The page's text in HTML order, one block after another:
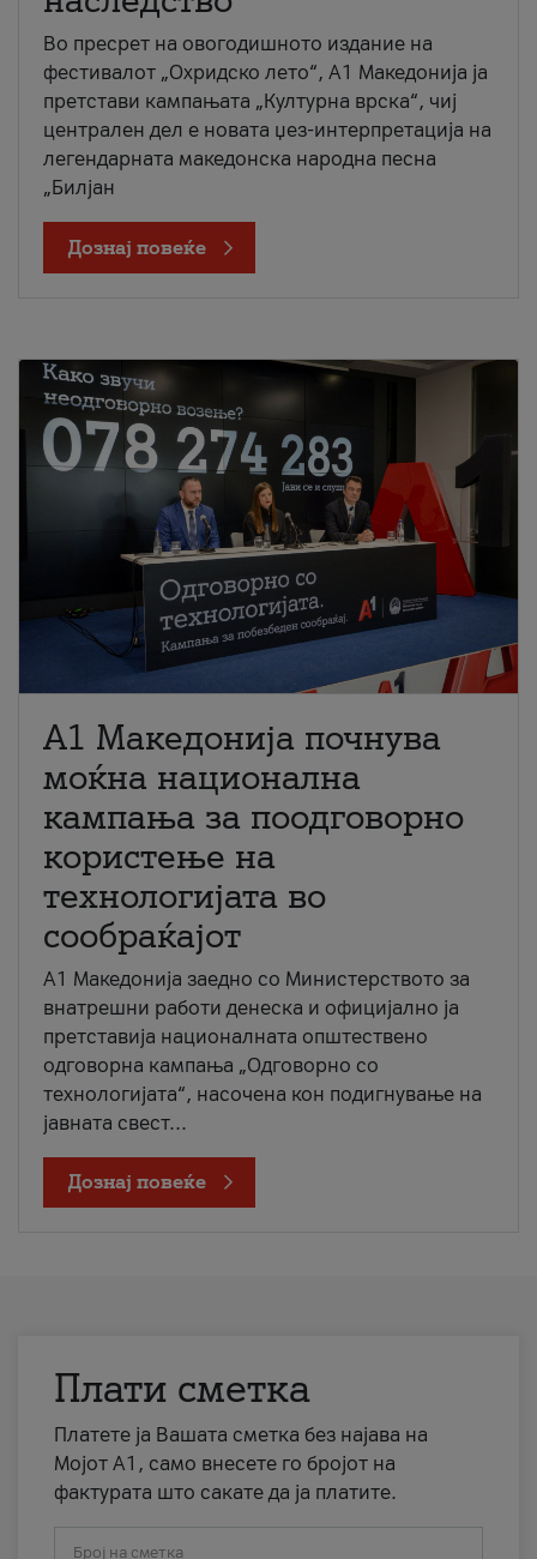
Во пресрет на овогодишното издание на
фестивалот „Охридско лето“, А1 Македонија ја
претстави кампањата „Културна врска“, чиј
централен дел е новата џез-интерпретација на
легендарната македонска народна песна
„Билјан
Дознај повеќе
A1 Македонија почнува
моќна национална
кампања за поодговорно
користење на
технологијата во
сообраќајот
A1 Македонија заедно со Министерството за
внатрешни работи денеска и официјално ја
претставија националната општествено
одговорна кампања „Одговорно со
технологијата“, насочена кон подигнување на
јавната свест...
Дознај повеќе
Плати сметка
Платете ја Вашата сметка без најава на
Мојот А1, само внесете го бројот на
фактурата што сакате да ја платите.
Број на сметка